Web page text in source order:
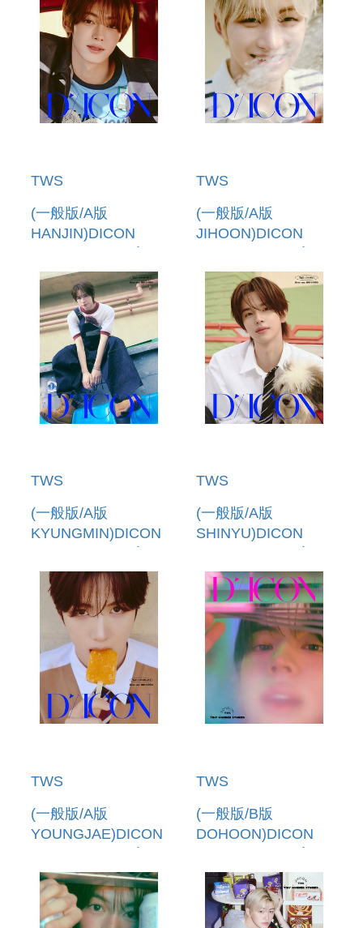
TWS
(一般版/A版
HANJIN)DICON
書(韓國進口)
TWS
(一般版/A版
JIHOON)DICON
書(韓國進口)
TWS
(一般版/A版
KYUNGMIN)DICON
書(韓國進口)
TWS
(一般版/A版
SHINYU)DICON
書(韓國進口)
TWS
(一般版/A版
YOUNGJAE)DICON
書(韓國進口)
TWS
(一般版/B版
DOHOON)DICON
書(韓國進口)